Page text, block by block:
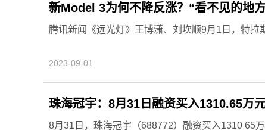
新Model 3为何不降反涨？“看不见的地
腾讯新闻《远光灯》王博潇、刘坎顺9月1日，特拉
2023-09-01
珠海冠宇：8月31日融资买入1310.65万
8月31日，珠海冠宇（688772）融资买入1310 65